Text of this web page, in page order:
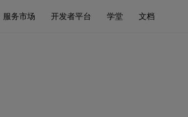
服务市场 开发者平台 学堂 文档